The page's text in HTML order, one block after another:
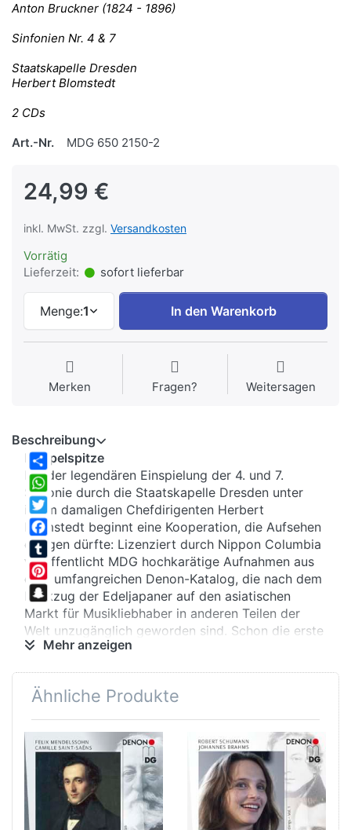
Anton Bruckner (1824 - 1896)
Sinfonien Nr. 4 & 7
Staatskapelle Dresden
Herbert Blomstedt
2 CDs
Art.-Nr.
MDG 650 2150-2
24,99 €
inkl. MwSt. zzgl. Versandkosten
Vorrätig
Lieferzeit:
sofort lieferbar
Menge:1 In den Warenkorb
Merken Fragen? Weitersagen
Share
WhatsApp
Twitter
Facebook
Tumblr
Pinterest
Snapchat
Beschreibung
Doppelspitze
Mit der legendären Einspielung der 4. und 7.
Sinfonie durch die Staatskapelle Dresden unter
ihrem damaligen Chefdirigenten Herbert
Blomstedt beginnt eine Kooperation, die Aufsehen
erregen dürfte: Lizenziert durch Nippon Columbia
veröffentlicht MDG hochkarätige Aufnahmen aus
dem umfangreichen Denon-Katalog, die nach dem
Rückzug der Edeljapaner auf den asiatischen
Markt für Musikliebhaber in anderen Teilen der
Welt unzugänglich geworden sind. Schon die erste
Kostprobe zeigt: Da ist noch Großes zu erwarten!
Tiefgang
Sinfonien Bruckners. Das Vorbild Wagner ist nicht
zu überhören, besonders die Vierte, die den
Beinamen „Romantische“ trägt, taucht tief ein in
die Empfindungswelt früherer Tage. Das berühmte
Hornsolo zu Beginn erinnert – mehr in der Haltung
denn als Zitat - an Wagners „Lohengrin“. Der
Mehr anzeigen
Ähnliche Produkte